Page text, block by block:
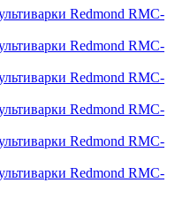
Redmond RMC-
Redmond RMC-
Redmond RMC-
Redmond RMC-
Redmond RMC-
Redmond RMC-